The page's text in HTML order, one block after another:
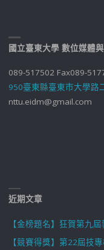
國立臺東大學 數位媒體
089-517502 Fax089-
950臺東縣臺東市大學路
nttu.eidm@gmail.com
近期文章
【金榜題名】狂賀第九
【競賽得獎】第22屆技